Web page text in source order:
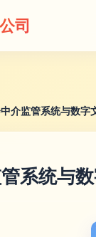
司
介监管系统与数字
系统与